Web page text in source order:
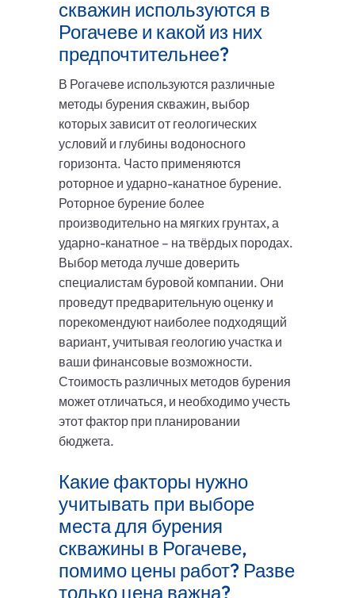
скважин используются в
Рогачеве и какой из них
предпочтительнее?
В Рогачеве используются различные
методы бурения скважин, выбор
которых зависит от геологических
условий и глубины водоносного
горизонта. Часто применяются
роторное и ударно-канатное бурение.
Роторное бурение более
производительно на мягких грунтах, а
ударно-канатное – на твёрдых породах.
Выбор метода лучше доверить
специалистам буровой компании. Они
проведут предварительную оценку и
порекомендуют наиболее подходящий
вариант, учитывая геологию участка и
ваши финансовые возможности.
Стоимость различных методов бурения
может отличаться, и необходимо учесть
этот фактор при планировании
бюджета.
Какие факторы нужно
учитывать при выборе
места для бурения
скважины в Рогачеве,
помимо цены работ? Разве
только цена важна?